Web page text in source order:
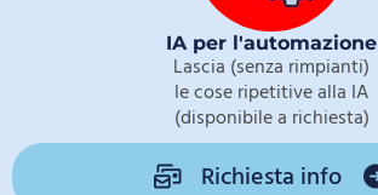
IA per l'automazione
Lascia (senza rimpianti)
le cose ripetitive alla IA
(disponibile a richiesta)
Richiesta info